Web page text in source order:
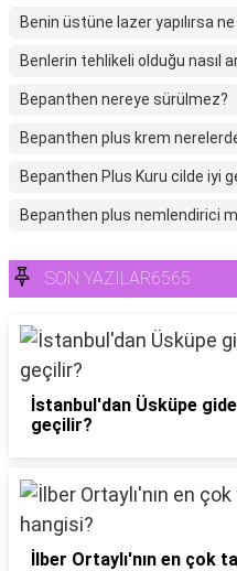
Benin üstüne lazer yapılırsa
Benlerin tehlikeli olduğu nasıl
Bepanthen nereye sürülmez?
Bepanthen plus krem nerelerde
Bepanthen Plus Kuru cilde iyi
Bepanthen plus nemlendirici
SON YAZILAR6565
İstanbul'dan Üsküpe
geçilir?
İlber Ortaylı'nın en çok